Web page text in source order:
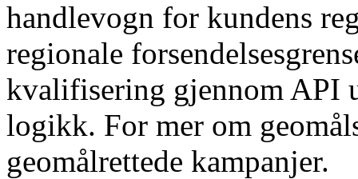
handlevogn for kundens
regionale
kvalifisering gjennom API
logikk. For mer om
geomålrettede kampanjer.